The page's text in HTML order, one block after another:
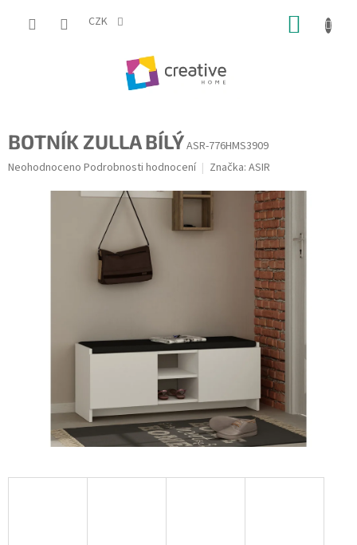
CZK
BOTNÍK ZULLA BÍLÝASR-776HMS3909
Průměrné
Neohodnoceno Podrobnosti hodnocení Značka: ASIR